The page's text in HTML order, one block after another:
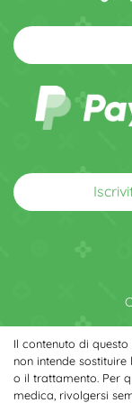
Il contenuto di
non intende
o il trattamento. Per
medica, rivolgersi